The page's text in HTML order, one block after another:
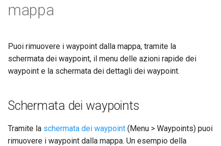
mappa
Menu azioni rapide
Waypoint
waypoint
mappa
Puoi rimuovere i waypoint dalla mappa, tramite la
schermata dei waypoint, il menu delle azioni rapide dei
waypoint e la schermata dei dettagli dei waypoint.
Schermata dei waypoints
Tramite la schermata dei waypoint (Menu > Waypoints) puoi
rimuovere i waypoint dalla mappa. Un esempio della